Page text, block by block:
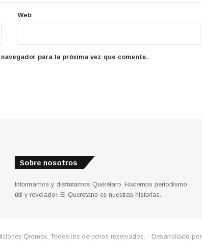
Web
para la próxima vez que comente.
Sobre nosotros
Informamos y disfrutamos Querétaro. Hacemos periodismo
útil y revelador. El Queretano es nuestras historias.
Qromex. Todos los derechos reservados. - Desarrollado por